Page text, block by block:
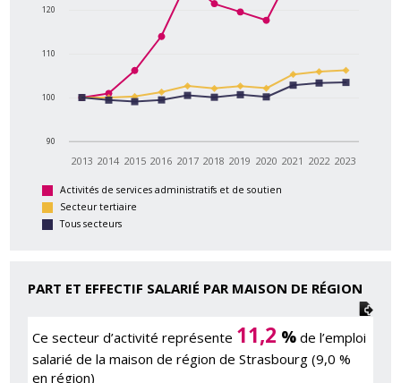
2013 2014 2015 2016 2017 2018 2019 2020 2021 2022 2023
90
100
110
120
Activités de services administratifs et de soutien
Secteur tertiaire
Tous secteurs
PART ET EFFECTIF SALARIÉ PAR MAISON DE RÉGION
Ce secteur d’activité représente 11,2 % de l’emploi
salarié de la maison de région de Strasbourg (9,0 %
en région)